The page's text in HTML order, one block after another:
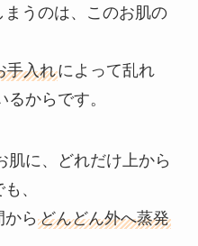
うのは、このお肌の
手入れによって乱れ
るからです。
肌に、どれだけ上から
、
ら どんどん外へ蒸発